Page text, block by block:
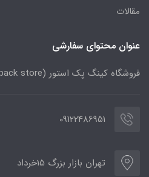
مقالات
عنوان محتوای سفارشی
فروشگاه کینگ پک استور (king pack store )
09122486951
تهران بازار بزرگ 15خرداد